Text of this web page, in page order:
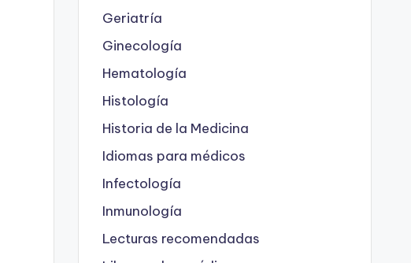
Geriatría
Ginecología
Hematología
Histología
Historia de la Medicina
Idiomas para médicos
Infectología
Inmunología
Lecturas recomendadas